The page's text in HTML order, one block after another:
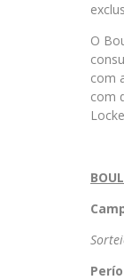
O
com
com